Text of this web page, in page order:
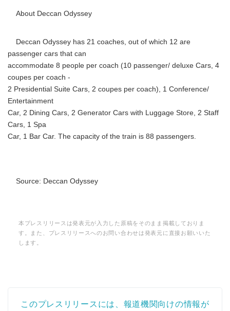
About Deccan Odyssey
Deccan Odyssey has 21 coaches, out of which 12 are
passenger cars that can
accommodate 8 people per coach (10 passenger/ deluxe Cars, 4
coupes per coach -
2 Presidential Suite Cars, 2 coupes per coach), 1 Conference/
Entertainment
Car, 2 Dining Cars, 2 Generator Cars with Luggage Store, 2 Staff
Cars, 1 Spa
Car, 1 Bar Car. The capacity of the train is 88 passengers.
Source: Deccan Odyssey
本プレスリリースは発表元が入力した原稿をそのまま掲載しておりま
す。また、プレスリリースへのお問い合わせは発表元に直接お願いいた
します。
このプレスリリースには、報道機関向けの情報が